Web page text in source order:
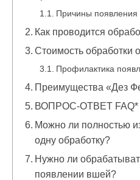
Причины появления
Как проводится
Стоимость обработки
Профилактика
Преимущества «Дез
ВОПРОС-ОТВЕТ FAQ*
Можно ли полностью
одну обработку?
Нужно ли
появлении вшей?